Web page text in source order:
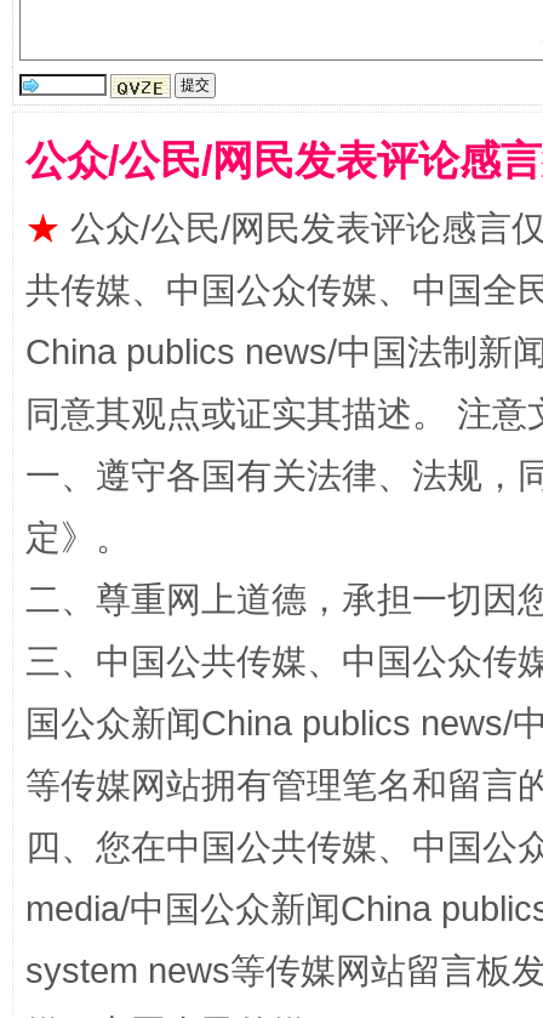
揭批美国五大"原罪" "炒
解纷+调解+退费，一次搞定
站台名比不上好声名
公众/公民/网民发表评论感
★ 公众/公民/网民发表评论感言
共传媒、中国公众传媒、中国全
China publics news/中国法制新
同意其观点或证实其描述。 注
一、遵守各国有关法律、法规，
定》。
二、尊重网上道德，承担一切因
三、中国公共传媒、中国公众传
国公众新闻China publics news/
等传媒网站拥有管理笔名和留言
四、您在中国公共传媒、中国公
media/中国公众新闻China
system news等传媒网站留言板